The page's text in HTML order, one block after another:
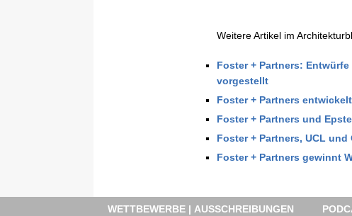
Weitere Artikel im
Foster + Partners:
vorgestellt
Foster + Partners
Foster + Partners und
Foster + Partners, UCL
Foster + Partners gewinnt
WETTBEWERBE | AUSSCHREIBUNGEN